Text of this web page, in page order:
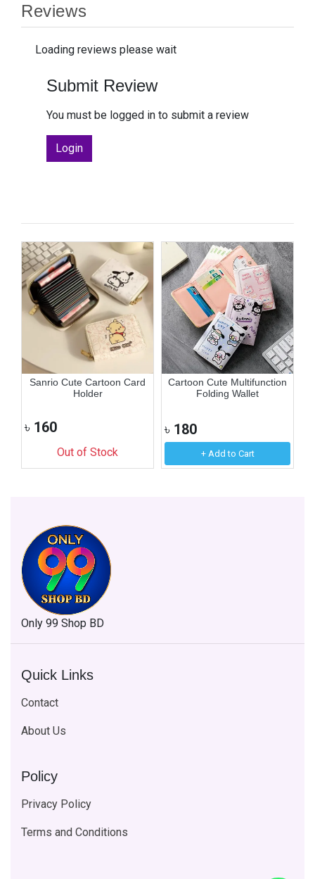
Reviews
Loading reviews please wait
Submit Review
You must be logged in to submit a review
Login
Sanrio Cute Cartoon Card
Holder
৳ 160
Out of Stock
Cartoon Cute Multifunction
Folding Wallet
৳ 180
+ Add to Cart
Only 99 Shop BD
Quick Links
Contact
About Us
Policy
Privacy Policy
Terms and Conditions